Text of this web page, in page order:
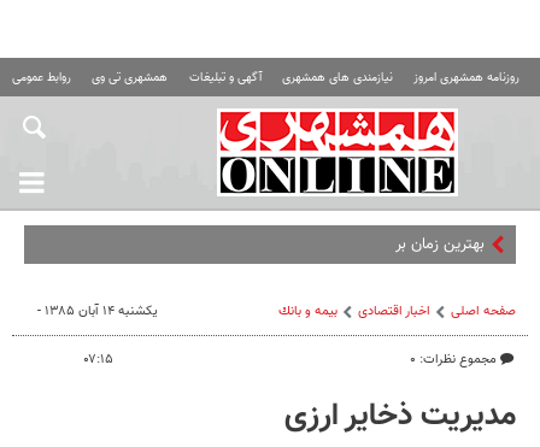
روزنامه همشهری امروز نیازمندی های همشهری آگهی و تبلیغات همشهری تی وی روابط عمومی
بهترین زمان برای دستیابی ب
صفحه اصلی اخبار اقتصادی بيمه و بانك
مجموع نظرات: ۰
یکشنبه ۱۴ آبان ۱۳۸۵ -
۰۷:۱۵
مدیریت ذخایر ارزی